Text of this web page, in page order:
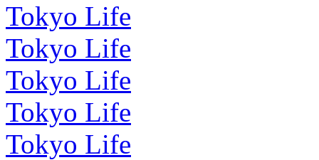
Tokyo Life
Tokyo Life
Tokyo Life
Tokyo Life
Tokyo Life